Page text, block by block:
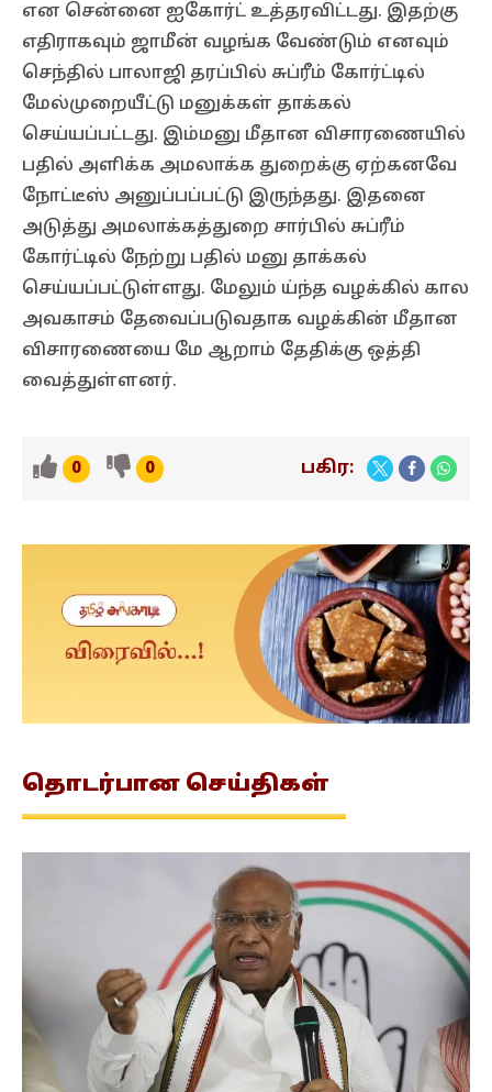
என சென்னை ஐகோர்ட் உத்தரவிட்டது. இதற்கு
எதிராகவும் ஜாமீன் வழங்க வேண்டும் எனவும்
செந்தில் பாலாஜி தரப்பில் சுப்ரீம் கோர்ட்டில்
மேல்முறையீட்டு மனுக்கள் தாக்கல்
செய்யப்பட்டது. இம்மனு மீதான விசாரணையில்
பதில் அளிக்க அமலாக்க துறைக்கு ஏற்கனவே
நோட்டீஸ் அனுப்பப்பட்டு இருந்தது. இதனை
அடுத்து அமலாக்கத்துறை சார்பில் சுப்ரீம்
கோர்ட்டில் நேற்று பதில் மனு தாக்கல்
செய்யப்பட்டுள்ளது. மேலும் ய்ந்த வழக்கில் கால
அவகாசம் தேவைப்படுவதாக வழக்கின் மீதான
விசாரணையை மே ஆறாம் தேதிக்கு ஒத்தி
வைத்துள்ளனர்.
0 0 பகிர:
தொடர்பான செய்திகள்